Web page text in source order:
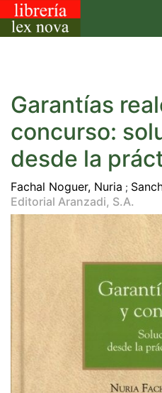
Garantías
concurso:
desde la
Fachal Noguer, Nuria ;
Editorial Aranzadi, S.A.